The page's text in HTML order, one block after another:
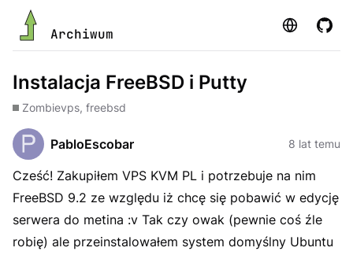
Archiwum Strona
Instalacja FreeBSD i Putty
Zombievps, freebsd
PabloEscobar 8 lat temu
Cześć! Zakupiłem VPS KVM PL i potrzebuje na nim
FreeBSD 9.2 ze względu iż chcę się pobawić w edycję
serwera do metina :v Tak czy owak (pewnie coś źle
robię) ale przeinstalowałem system domyślny Ubuntu